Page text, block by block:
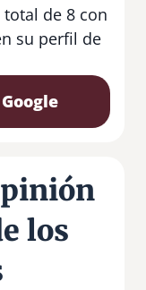
de 8 con
su perfil de
los